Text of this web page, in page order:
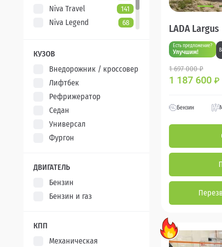
Niva Travel 141
Niva Legend 68
Aura
КУЗОВ
Внедорожник / кроссовер
Лифтбек
Рефрижератор
Седан
Универсал
Фургон
ДВИГАТЕЛЬ
Бензин
Бензин и газ
КПП
Механическая
LADA Largus
Есть предложение?
Улучшим!
1 697 000 ₽
1 187 600 ₽
Бензин